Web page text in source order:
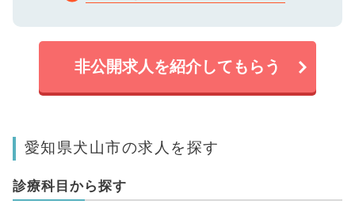
非公開求人を紹介してもらう
愛知県犬山市の求人を探す
診療科目から探す